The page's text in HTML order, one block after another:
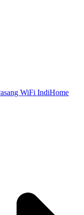
WiFi IndiHome